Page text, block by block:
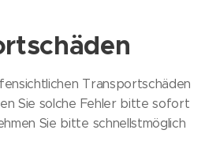
Transportschäden
Sie solche Fehler bitte sofort
Sie bitte schnellstmöglich